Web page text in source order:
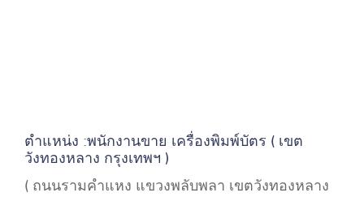
ตำแหน่ง :พนักงานขาย เครื่องพิมพ์บัตร ( เขต
วังทองหลาง กรุงเทพฯ )
( ถนนรามคำแหง แขวงพลับพลา เขตวังทองหลาง